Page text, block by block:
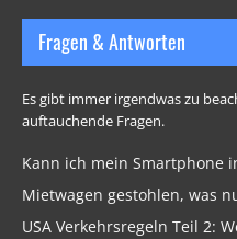
Fragen & Antworten
Es gibt immer irgendwas zu
auftauchende Fragen.
Kann ich mein Smartphone
Mietwagen gestohlen, was
USA Verkehrsregeln Teil 2: